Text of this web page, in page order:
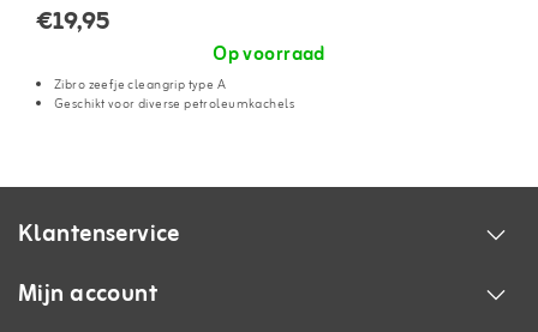
€19,95
Op voorraad
Zibro zeefje cleangrip type A
Geschikt voor diverse petroleumkachels
Klantenservice
Mijn account